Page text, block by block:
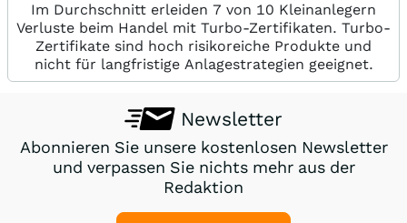
Im Durchschnitt erleiden 7 von 10 Kleinanlegern
Verluste beim Handel mit Turbo-Zertifikaten. Turbo-
Zertifikate sind hoch risikoreiche Produkte und
nicht für langfristige Anlagestrategien geeignet.
Newsletter
Abonnieren Sie unsere kostenlosen Newsletter
und verpassen Sie nichts mehr aus der
Redaktion